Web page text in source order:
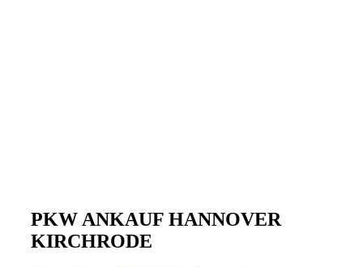
PKW ANKAUF HANNOVER
KIRCHRODE